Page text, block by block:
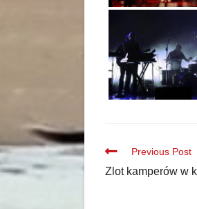
Previous Post
Zlot kamperów w